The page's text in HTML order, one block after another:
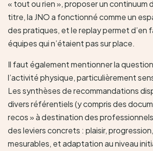
« tout ou rien », proposer un continuum
titre, la JNO a fonctionné comme un
des pratiques, et le replay permet d’en
équipes qui n’étaient pas sur place.
Il faut également mentionner la question
l’activité physique, particulièrement
Les synthèses de recommandations
divers référentiels (y compris des
recos » à destination des
des leviers concrets : plaisir,
mesurables, et adaptation au niveau